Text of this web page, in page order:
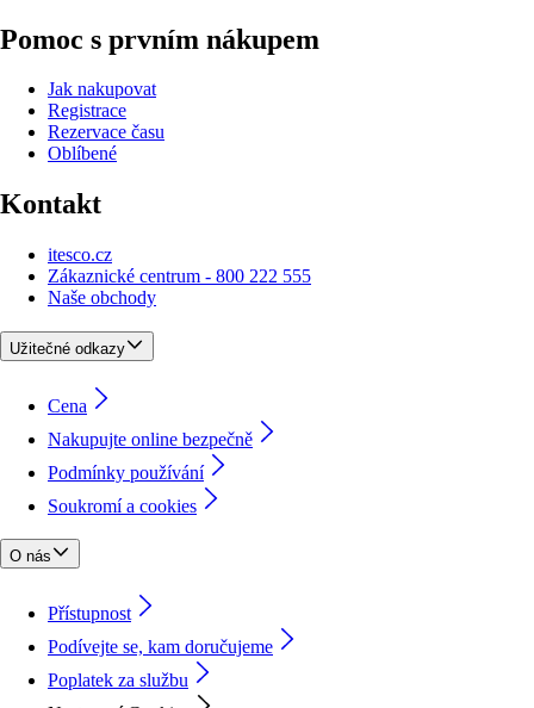
Pomoc s prvním nákupem
Jak nakupovat
Registrace
Rezervace času
Oblíbené
Kontakt
itesco.cz
Zákaznické centrum - 800 222 555
Naše obchody
Užitečné odkazy
Cena
Nakupujte online bezpečně
Podmínky používání
Soukromí a cookies
O nás
Přístupnost
Podívejte se, kam doručujeme
Poplatek za službu